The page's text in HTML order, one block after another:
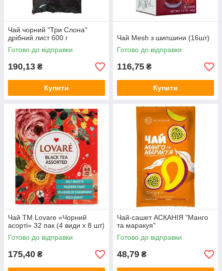
Чай чорний "Три Слона"
дрібний лист 600 г
Готово до відправки
190,13 ₴
Купити
Чай Mesh з шипшини (16шт)
Готово до відправки
116,75 ₴
Купити
Чай TM Lovare «Чорний
асорті» 32 пак (4 види х 8 шт)
Готово до відправки
175,40 ₴
Чай-сашет АСКАНІЯ "Манго
та маракуя"
Готово до відправки
48,79 ₴